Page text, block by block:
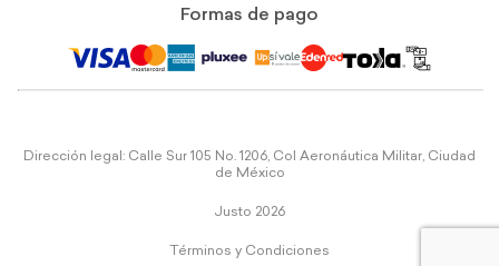
Formas de pago
Dirección legal: Calle Sur 105 No. 1206, Col Aeronáutica Militar, Ciudad
de México
Justo 2026
Términos y Condiciones